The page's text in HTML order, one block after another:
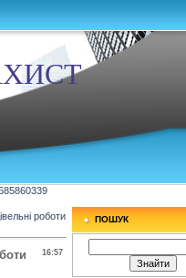
роботи
16:57
ПОШУК